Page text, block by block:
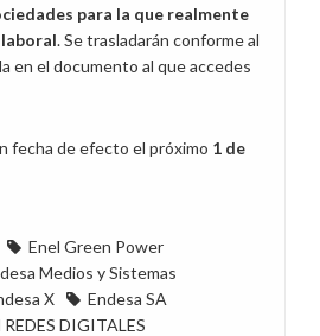
para la que realmente
. Se trasladarán conforme al
en el documento al que accedes
fecha de efecto el próximo 1 de
Enel Green Power
Medios y Sistemas
X
Endesa SA
DIGITALES